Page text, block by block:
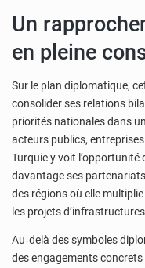
Un
en pleine
Sur le plan diplomatique,
consolider ses relations
priorités nationales dans
acteurs publics,
Turquie y voit l’opportunité
davantage ses partenariats
des régions où elle
les projets
Au‑delà des symboles
des engagements